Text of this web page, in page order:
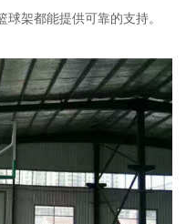
架都能提供可靠的支持。